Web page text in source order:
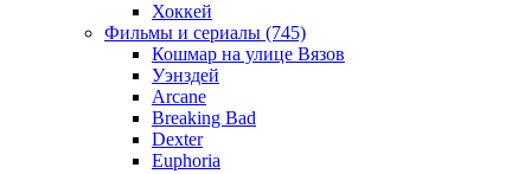
Хоккей
Фильмы и сериалы (745)
Кошмар на улице Вязов
Уэнздей
Arcane
Breaking Bad
Dexter
Euphoria